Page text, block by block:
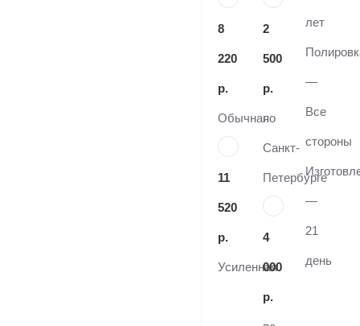
8
220
р.
Обычная
11
520
р.
Усиленная
2
500
р.
по
Санкт-
Петербурге
4
000
р.
лет
—
Все
стороны
—
21
день